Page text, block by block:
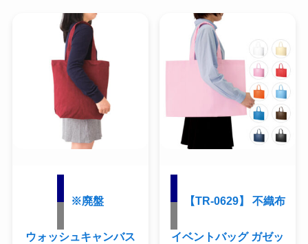
※廃盤
ウォッシュキャンバス
【TR-0629】 不織布
イベントバッグ ガゼッ